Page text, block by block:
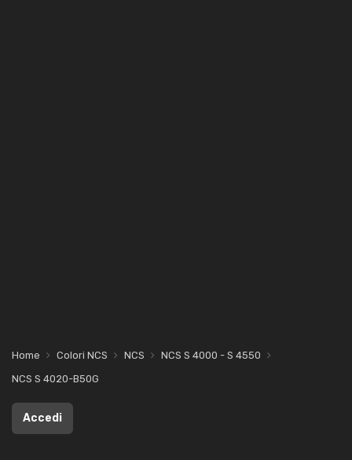
Home Colori NCS NCS
NCS S 4000 - S 4550
NCS S 4020-B50G
Accedi